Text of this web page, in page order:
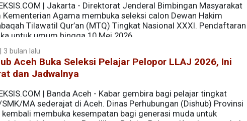
| Jakarta - Direktorat Jenderal Bimbingan Masyarakat
Kementerian Agama membuka seleksi calon Dewan Hakim
Tilawatil Qur’an (MTQ) Tingkat Nasional XXXI. Pendaftaran
untuk umum hingga 10 Mei 2026.
3 bulan lalu
Aceh Buka Seleksi Pelajar Pelopor LLAJ 2026, Ini
dan Jadwalnya
| Banda Aceh - Kabar gembira bagi pelajar tingkat
MA sederajat di Aceh. Dinas Perhubungan (Dishub) Provinsi
kembali membuka kesempatan bagi generasi muda untuk